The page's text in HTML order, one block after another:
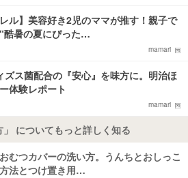
レル】美容好き2児のママが推す！親子で
酷暑の夏にぴった…
mamari
ズス菌配合の『安心』を味方に。明治ほ
体験レポート
mamari
」 についてもっと詳しく知る
むつカバーの洗い方。うんちとおしっこ
法とつけ置き用…